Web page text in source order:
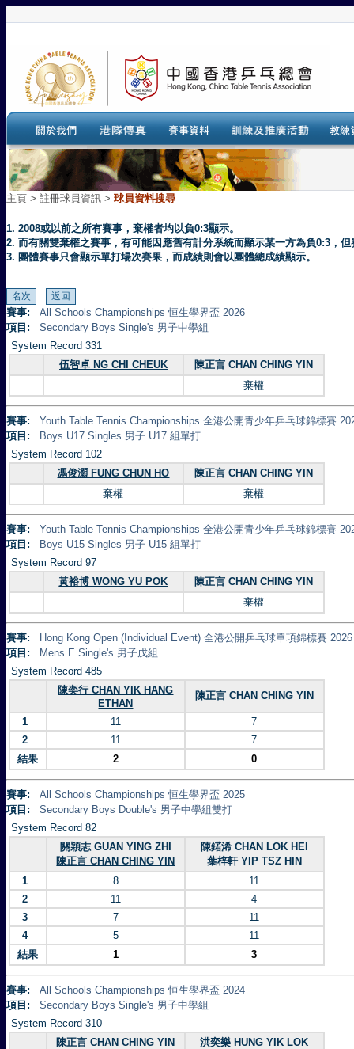
主頁 > 註冊球員資訊 > 球員資料搜尋
1. 2008或以前之所有賽事，棄權者均以負0:3顯示。
2. 而有關雙棄權之賽事，有可能因應舊有計分系統而顯示某一方為負0:3，
3. 團體賽事只會顯示單打場次賽果，而成績則會以團體總成績顯示。
賽事:
All Schools Championships 恒生學界盃 2026
項目:
Secondary Boys Single's 男子中學組
System Record 331
伍智卓 NG CHI CHEUK
陳正言 CHAN CHING YIN
棄權
賽事:
Youth Table Tennis Championships 全港公開青少年乒乓球錦標賽
項目:
Boys U17 Singles 男子 U17 組單打
System Record 102
馮俊灝 FUNG CHUN HO
陳正言 CHAN CHING YIN
棄權
棄權
賽事:
Youth Table Tennis Championships 全港公開青少年乒乓球錦標賽
項目:
Boys U15 Singles 男子 U15 組單打
System Record 97
黃裕博 WONG YU POK
陳正言 CHAN CHING YIN
棄權
賽事:
Hong Kong Open (Individual Event) 全港公開乒乓球單項錦標賽 2026
項目:
Mens E Single's 男子戊組
System Record 485
陳奕行 CHAN YIK HANG
ETHAN
陳正言 CHAN CHING YIN
1 11
7
2
11
7
結果
2 0
賽事:
All Schools Championships 恒生學界盃 2025
項目:
Secondary Boys Double's 男子中學組雙打
System Record 82
關穎志 GUAN YING ZHI
陳正言 CHAN CHING YIN
陳鍩浠 CHAN LOK HEI
葉梓軒 YIP TSZ HIN
1
8
11
2
11
4
3
7
11
4
5
11
結果
1 3
賽事:
All Schools Championships 恒生學界盃 2024
項目:
Secondary Boys Single's 男子中學組
System Record 310
陳正言 CHAN CHING YIN
洪奕樂 HUNG YIK LOK